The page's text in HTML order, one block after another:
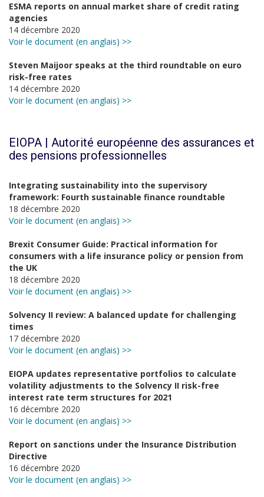
ESMA reports on annual market share of credit rating
agencies
14 décembre 2020
Voir le document (en anglais) >>
Steven Maijoor speaks at the third roundtable on euro
risk-free rates
14 décembre 2020
Voir le document (en anglais) >>
EIOPA | Autorité européenne des assurances et
des pensions professionnelles
Integrating sustainability into the supervisory
framework: Fourth sustainable finance roundtable
18 décembre 2020
Voir le document (en anglais) >>
Brexit Consumer Guide: Practical information for
consumers with a life insurance policy or pension from
the UK
18 décembre 2020
Voir le document (en anglais) >>
Solvency II review: A balanced update for challenging
times
17 décembre 2020
Voir le document (en anglais) >>
EIOPA updates representative portfolios to calculate
volatility adjustments to the Solvency II risk-free
interest rate term structures for 2021
16 décembre 2020
Voir le document (en anglais) >>
Report on sanctions under the Insurance Distribution
Directive
16 décembre 2020
Voir le document (en anglais) >>